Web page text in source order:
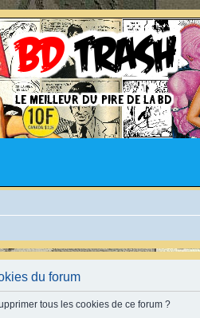
du forum
tous les cookies de ce forum ?